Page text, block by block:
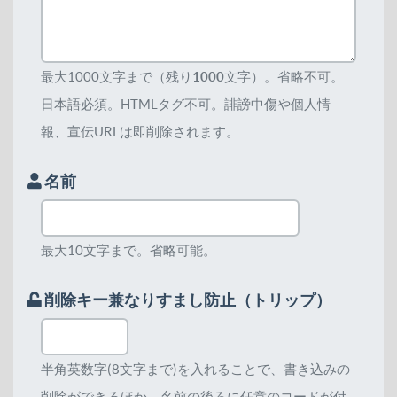
最大1000文字まで（残り 1000文字）。省略不可。
日本語必須。HTMLタグ不可。誹謗中傷や個人情
報、宣伝URLは即削除されます。
名前
最大10文字まで。省略可能。
削除キー兼なりすまし防止（トリップ）
半角英数字(8文字まで)を入れることで、書き込みの